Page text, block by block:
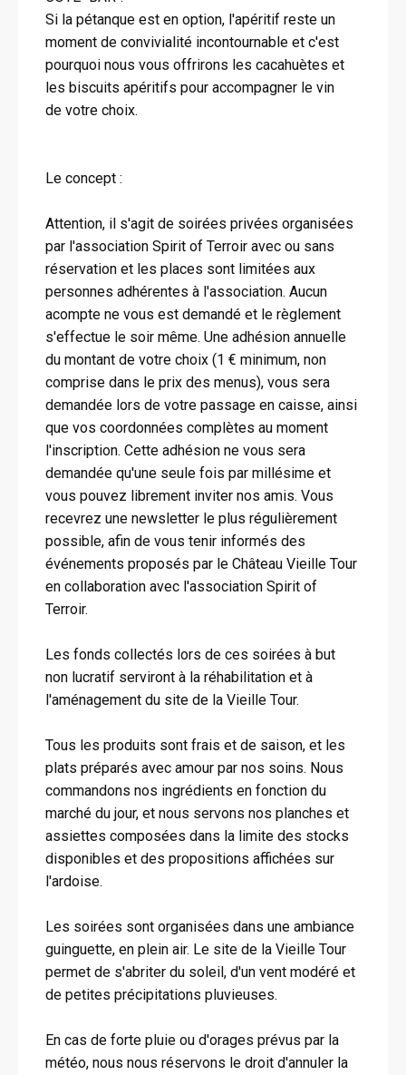
Si la pétanque est en option, l'apéritif reste un
moment de convivialité incontournable et c'est
pourquoi nous vous offrirons les cacahuètes et
les biscuits apéritifs pour accompagner le vin
de votre choix.
Le concept :
Attention, il s'agit de soirées privées organisées
par l'association Spirit of Terroir avec ou sans
réservation et les places sont limitées aux
personnes adhérentes à l'association. Aucun
acompte ne vous est demandé et le règlement
s'effectue le soir même. Une adhésion annuelle
du montant de votre choix (1 € minimum, non
comprise dans le prix des menus), vous sera
demandée lors de votre passage en caisse, ainsi
que vos coordonnées complètes au moment
l'inscription. Cette adhésion ne vous sera
demandée qu'une seule fois par millésime et
vous pouvez librement inviter nos amis. Vous
recevrez une newsletter le plus régulièrement
possible, afin de vous tenir informés des
événements proposés par le Château Vieille Tour
en collaboration avec l'association Spirit of
Terroir.
Les fonds collectés lors de ces soirées à but
non lucratif serviront à la réhabilitation et à
l'aménagement du site de la Vieille Tour.
Tous les produits sont frais et de saison, et les
plats préparés avec amour par nos soins. Nous
commandons nos ingrédients en fonction du
marché du jour, et nous servons nos planches et
assiettes composées dans la limite des stocks
disponibles et des propositions affichées sur
l'ardoise.
Les soirées sont organisées dans une ambiance
guinguette, en plein air. Le site de la Vieille Tour
permet de s'abriter du soleil, d'un vent modéré et
de petites précipitations pluvieuses.
En cas de forte pluie ou d'orages prévus par la
météo, nous nous réservons le droit d'annuler la